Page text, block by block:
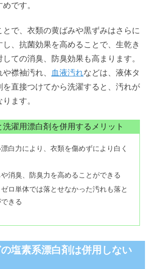
です。
で、衣類の黄ばみや黒ずみはさらに
、抗菌効果を高めることで、生乾き
ての消臭、防臭効果も高まります。
襟袖汚れ、
血液汚れなどは、液体タ
を直接つけてから洗濯すると、汚れが
ます。
洗濯用漂白剤を併用するメリット
白力により、衣類を傷めずにより白く
消臭、防臭力を高めることができる
ロ単体では落とせなかった汚れも落と
きる
塩素系漂白剤は併用しない